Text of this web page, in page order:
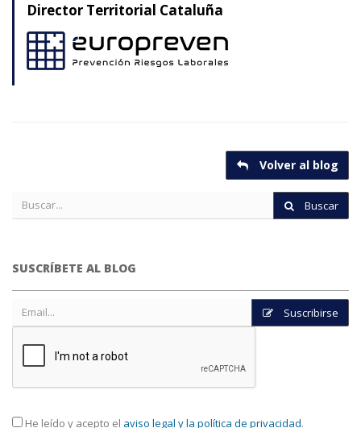
Director Territorial Cataluña
Volver al blog
Buscar
SUSCRÍBETE AL BLOG
Suscribirse
He leído y acepto el aviso legal y la política de privacidad.